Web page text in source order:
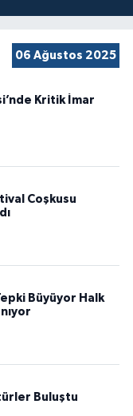
06 Ağustos 2025
Kritik İmar
Coşkusu
Büyüyor Halk
Buluştu